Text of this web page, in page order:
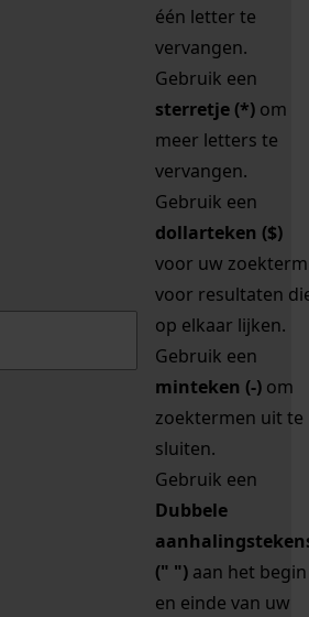
één letter te
vervangen.
Gebruik een
sterretje (*) om
meer letters te
vervangen.
Gebruik een
dollarteken ($)
voor uw zoekterm
voor resultaten
op elkaar lijken.
Gebruik een
minteken (-) om
zoektermen uit te
sluiten.
Gebruik een
Dubbele
(" ") aan het begin
en einde van uw